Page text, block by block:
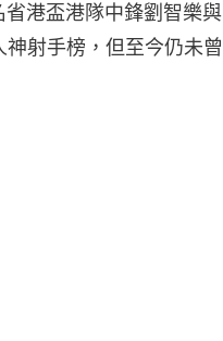
港盃港隊中鋒劉智樂與
射手榜，但至今仍未曾